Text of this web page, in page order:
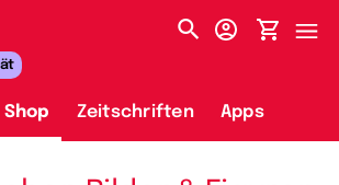
Shop Zeitschriften Apps